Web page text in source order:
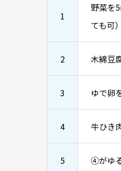
1
野菜を
ても可）
2 木綿豆
3 ゆで卵
4 牛ひき
5 ④がゆ